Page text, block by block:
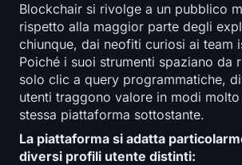
Blockchair si rivolge a un pubblico
rispetto alla maggior parte degli
chiunque, dai neofiti curiosi ai team
Poiché i suoi strumenti spaziano da
solo clic a query programmatiche,
utenti traggono valore in modi
stessa piattaforma sottostante.
La piattaforma si adatta
diversi profili utente distinti: